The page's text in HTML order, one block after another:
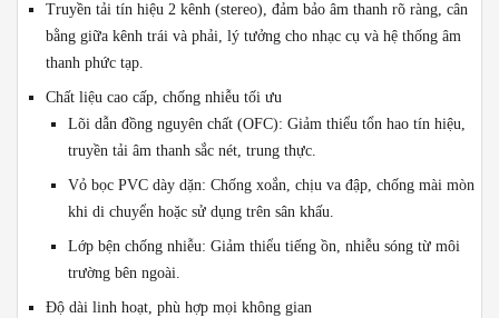
Truyền tải tín hiệu 2 kênh (stereo), đảm bảo âm thanh rõ ràng, cân
bằng giữa kênh trái và phải, lý tưởng cho nhạc cụ và hệ thống âm
thanh phức tạp.
Chất liệu cao cấp, chống nhiễu tối ưu
Lõi dẫn đồng nguyên chất (OFC): Giảm thiểu tổn hao tín hiệu,
truyền tải âm thanh sắc nét, trung thực.
Vỏ bọc PVC dày dặn: Chống xoắn, chịu va đập, chống mài mòn
khi di chuyển hoặc sử dụng trên sân khấu.
Lớp bện chống nhiễu: Giảm thiểu tiếng ồn, nhiễu sóng từ môi
trường bên ngoài.
Độ dài linh hoạt, phù hợp mọi không gian